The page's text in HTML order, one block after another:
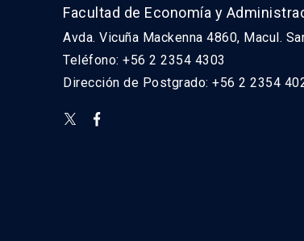
Facultad de Economía y
Avda. Vicuña Mackenna 4860, Macul.
Teléfono: +56 2 2354 4303
Dirección de Postgrado: +56 2 2354